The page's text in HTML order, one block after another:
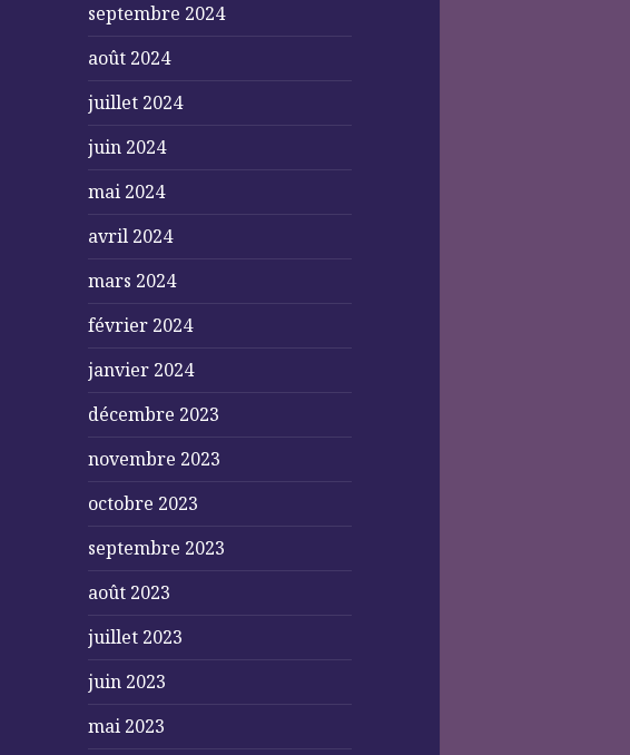
septembre 2024
août 2024
juillet 2024
juin 2024
mai 2024
avril 2024
mars 2024
février 2024
janvier 2024
décembre 2023
novembre 2023
octobre 2023
septembre 2023
août 2023
juillet 2023
juin 2023
mai 2023